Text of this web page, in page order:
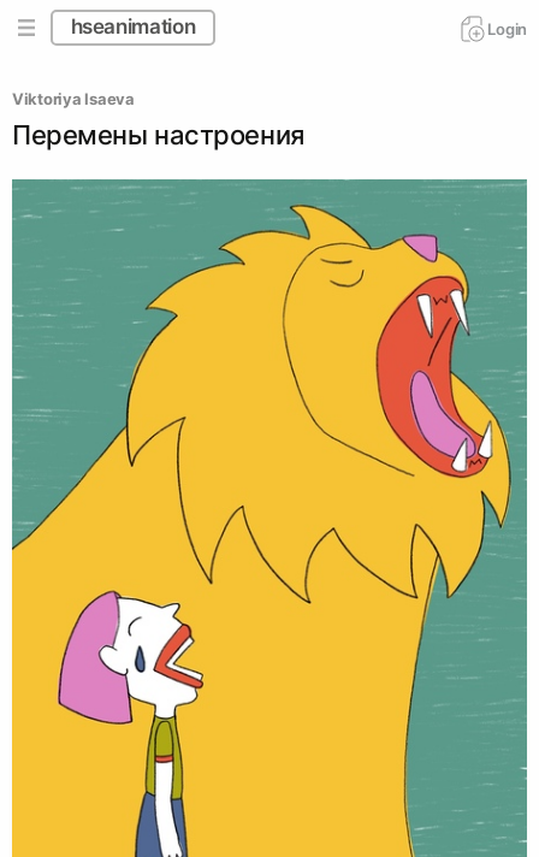
hseanimation Login
Viktoriya Isaeva
Перемены настроения